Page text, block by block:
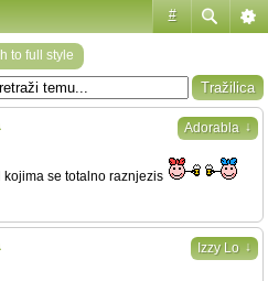
#
to full style
Adorabla ↓
se totalno raznjezis
Izzy Lo ↓